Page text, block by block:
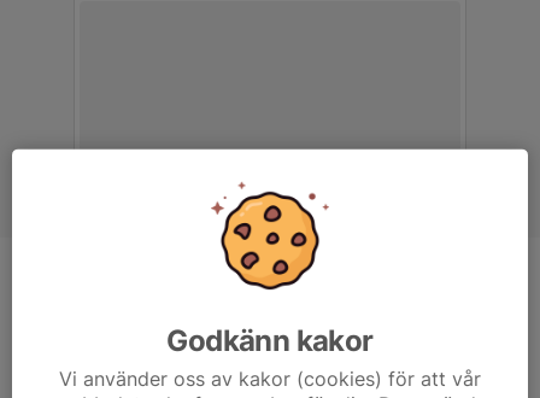
Godkänn kakor
Vi använder oss av kakor (cookies) för att vår